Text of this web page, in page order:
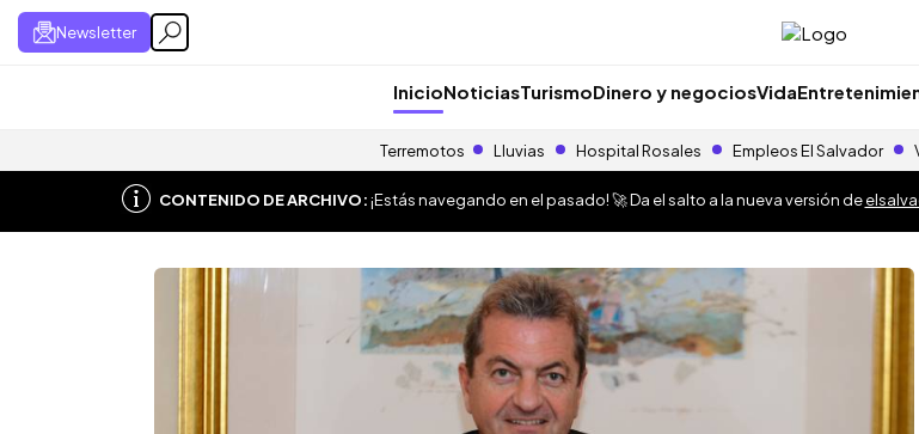
Newsletter
InicioNoticiasTurismoDinero y negociosVida
Terremotos Lluvias Hospital Rosales Empleos El Salvador
CONTENIDO DE ARCHIVO:¡Estás navegando en el pasado! 🚀 Da el salto a la nueva versión de